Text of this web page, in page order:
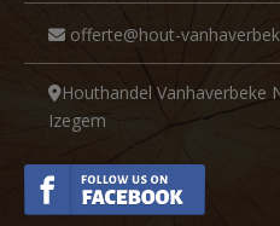
offerte@hout-
Houthandel Vanhaverbeke
Izegem